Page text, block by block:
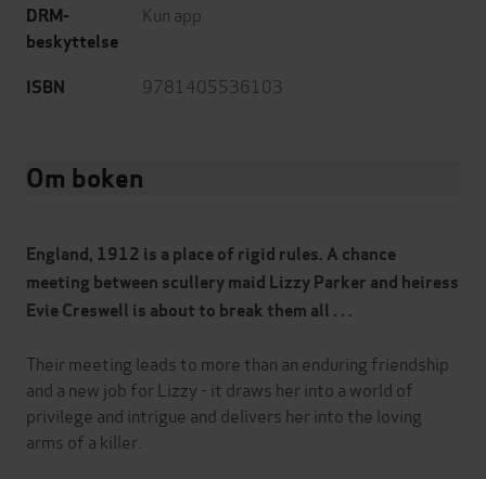
DRM-
beskyttelse
Kun app
ISBN 9781405536103
Om boken
England, 1912 is a place of rigid rules. A chance
meeting between scullery maid Lizzy Parker and heiress
Evie Creswell is about to break them all . . .
Their meeting leads to more than an enduring friendship
and a new job for Lizzy - it draws her into a world of
privilege and intrigue and delivers her into the loving
arms of a killer.